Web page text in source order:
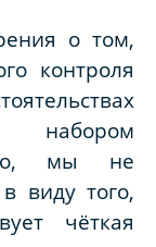
о том,
контроля
набором
Но, мы не
виду того,
чёткая